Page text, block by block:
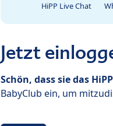
HiPP Live Chat
Jetzt
Schön, dass sie das
BabyClub ein, um